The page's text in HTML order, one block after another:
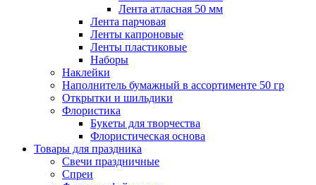
Лента атласная 50 мм
Лента парчовая
Ленты капроновые
Ленты пластиковые
Наборы
Наклейки
Наполнитель бумажный в ассортименте 50 гр
Открытки и шильдики
Флористика
Букеты для творчества
Флористическая основа
Товары для праздника
Свечи праздничные
Спреи